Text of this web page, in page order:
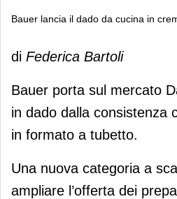
Bauer lancia il dado da cucina in
Bauer lancia il dado
crema
di Federica Bartoli
Bauer porta sul mercato
in dado dalla consistenza
in formato a tubetto.
Una nuova categoria a
ampliare l’offerta dei